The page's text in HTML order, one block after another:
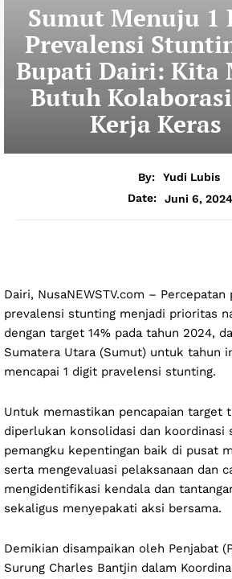
Sumut Menuju 1
Prevalensi
Bupati Dairi: Kita
Butuh
Kerja Keras
By:
Yudi Lubis
Date:
Juni 6, 2024
Dairi, NusaNEWSTV.com – Percepatan
prevalensi stunting menjadi prioritas
dengan target 14% pada tahun 2024,
Sumatera Utara (Sumut) untuk tahun
mencapai 1 digit pravelensi stunting.
Untuk memastikan pencapaian target
diperlukan konsolidasi dan koordinasi
pemangku kepentingan baik di pusat
serta mengevaluasi pelaksanaan dan
mengidentifikasi kendala dan
sekaligus menyepakati aksi bersama.
Demikian disampaikan oleh Penjabat
Surung Charles Bantjin dalam